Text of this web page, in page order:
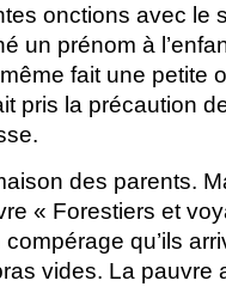
onctions avec le
un prénom à
fait une
pris la précaution
des parents.
« Forestiers et
compérage qu’ils
vides. La pauvre